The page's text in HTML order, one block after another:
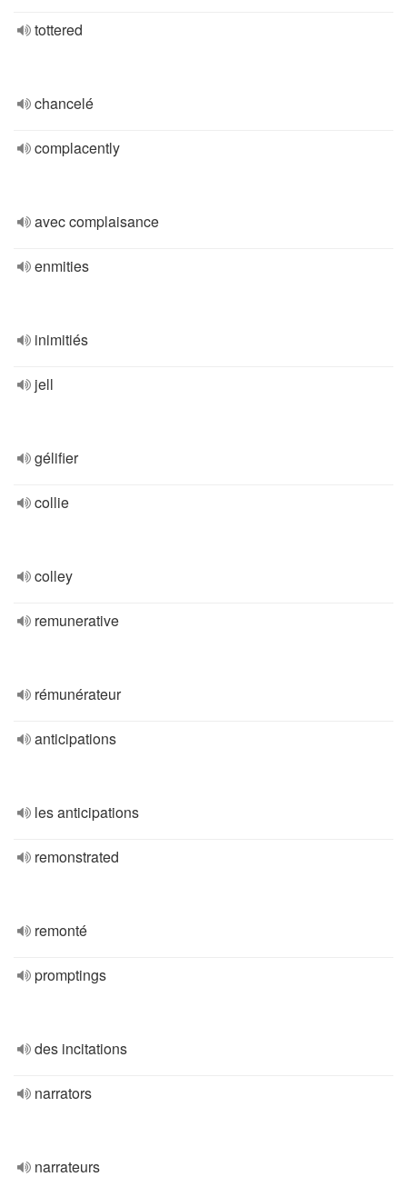
tottered
chancelé
complacently
avec complaisance
enmities
inimitiés
jell
gélifier
collie
colley
remunerative
rémunérateur
anticipations
les anticipations
remonstrated
remonté
promptings
des incitations
narrators
narrateurs